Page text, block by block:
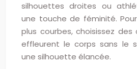
silhouettes droites ou
une touche de féminité.
plus courbes, choisissez des
effleurent le corps sans le
une silhouette élancée.